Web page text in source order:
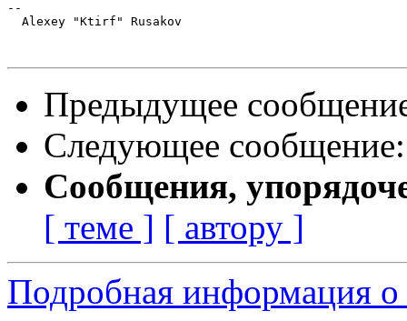
--
  Alexey "Ktirf" Rusakov
Предыдущее
Следующее
Сообщения,
[ теме ] [ автору ]
Подробная информация о